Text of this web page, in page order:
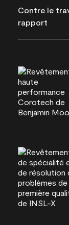
Contre le
rapport